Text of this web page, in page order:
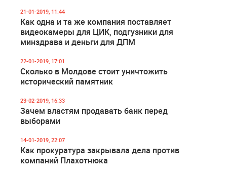
21-01-2019, 11:44
Как одна и та же компания поставляет
видеокамеры для ЦИК, подгузники для
минздрава и деньги для ДПМ
22-01-2019, 17:01
Сколько в Молдове стоит уничтожить
исторический памятник
23-02-2019, 16:33
Зачем властям продавать банк перед
выборами
14-01-2019, 22:07
Как прокуратура закрывала дела против
компаний Плахотнюка